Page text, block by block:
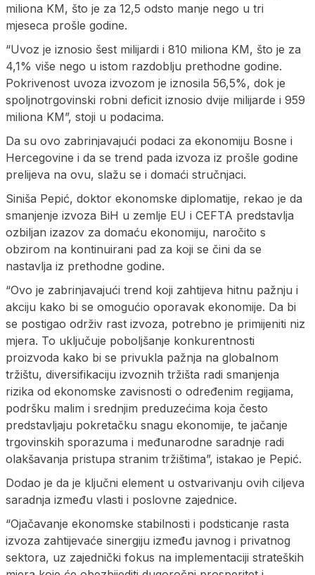
miliona KM, što je za 12,5 odsto manje nego u tri
mjeseca prošle godine.
“Uvoz je iznosio šest milijardi i 810 miliona KM, što je za
4,1% više nego u istom razdoblju prethodne godine.
Pokrivenost uvoza izvozom je iznosila 56,5%, dok je
spoljnotrgovinski robni deficit iznosio dvije milijarde i 959
miliona KM”, stoji u podacima.
Da su ovo zabrinjavajući podaci za ekonomiju Bosne i
Hercegovine i da se trend pada izvoza iz prošle godine
prelijeva na ovu, slažu se i domaći stručnjaci.
Siniša Pepić, doktor ekonomske diplomatije, rekao je da
smanjenje izvoza BiH u zemlje EU i CEFTA predstavlja
ozbiljan izazov za domaću ekonomiju, naročito s
obzirom na kontinuirani pad za koji se čini da se
nastavlja iz prethodne godine.
“Ovo je zabrinjavajući trend koji zahtijeva hitnu pažnju i
akciju kako bi se omogućio oporavak ekonomije. Da bi
se postigao održiv rast izvoza, potrebno je primijeniti niz
mjera. To uključuje poboljšanje konkurentnosti
proizvoda kako bi se privukla pažnja na globalnom
tržištu, diversifikaciju izvoznih tržišta radi smanjenja
rizika od ekonomske zavisnosti o određenim regijama,
podršku malim i srednjim preduzećima koja često
predstavljaju pokretačku snagu ekonomije, te jačanje
trgovinskih sporazuma i međunarodne saradnje radi
olakšavanja pristupa stranim tržištima”, istakao je Pepić.
Dodao je da je ključni element u ostvarivanju ovih ciljeva
saradnja između vlasti i poslovne zajednice.
“Ojačavanje ekonomske stabilnosti i podsticanje rasta
izvoza zahtijevaće sinergiju između javnog i privatnog
sektora, uz zajednički fokus na implementaciji strateških